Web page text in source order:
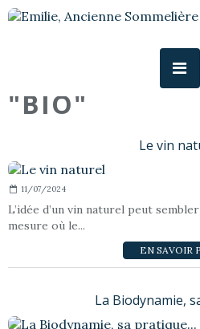
"BIO"
Le vin
11/07/2024
L’idée d’un vin naturel peut
mesure où le...
EN SAVOIR
La Biodynamie,